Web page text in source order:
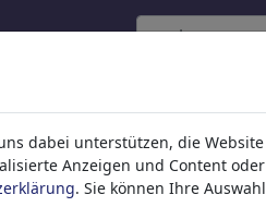
dabei unterstützen, die Website
Anzeigen und Content oder
. Sie können Ihre Auswahl